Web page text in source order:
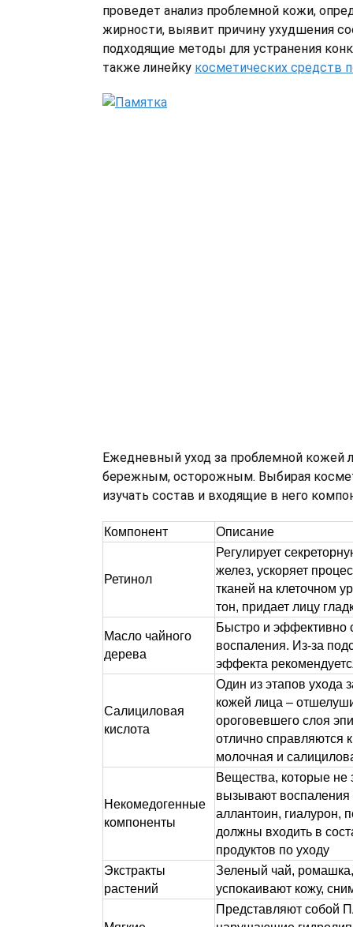
проведет анализ проблемной кожи,
жирности, выявит причину ухудшения
подходящие методы для устранения
также линейку косметических средств
Ежедневный уход за проблемной кожей
бережным, осторожным. Выбирая
изучать состав и входящие в него
Компонент Описание
Ретинол
Регулирует
желез, ускоряет
тканей на клеточном
тон, придает лицу
Масло чайного
дерева
Быстро и эффективно
воспаления. Из-за
эффекта
Салициловая
кислота
Один из этапов ухода
кожей лица –
ороговевшего слоя
отлично справляются
молочная и
Некомедогенные
компоненты
Вещества, которые не
вызывают воспаления
аллантоин, гиалурон,
должны входить в
продуктов по уходу
Экстракты
растений
Зеленый чай,
успокаивают кожу,
Представляют собой